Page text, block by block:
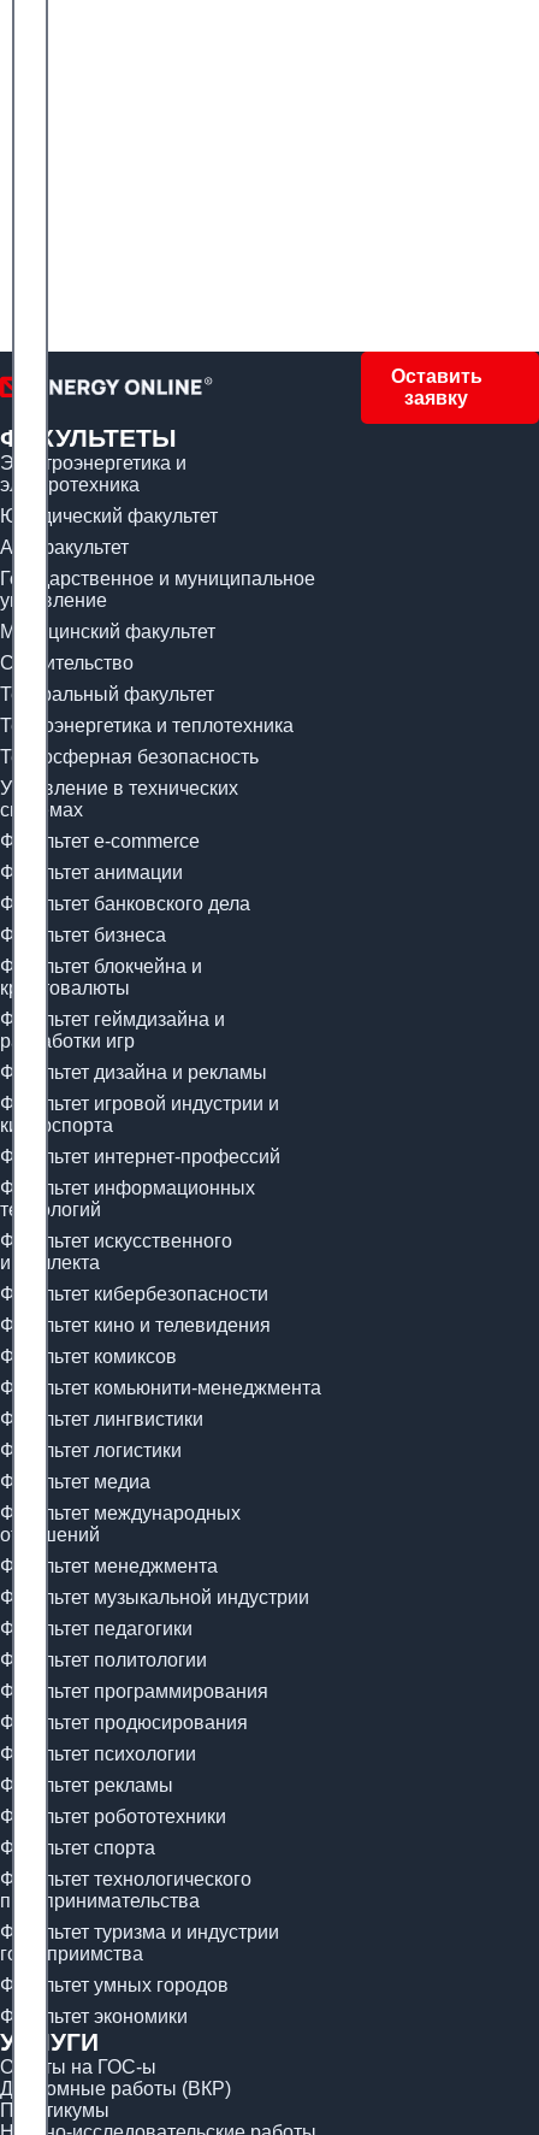
Оставить
заявку
ФАКУЛЬТЕТЫ
Электроэнергетика и
электротехника
Юридический факультет
Арт-факультет
Государственное и муниципальное
управление
Медицинский факультет
Строительство
Театральный факультет
Теплоэнергетика и теплотехника
Техносферная безопасность
Управление в технических
системах
Факультет e-commerce
Факультет анимации
Факультет банковского дела
Факультет бизнеса
Факультет блокчейна и
криптовалюты
Факультет геймдизайна и
разработки игр
Факультет дизайна и рекламы
Факультет игровой индустрии и
киберспорта
Факультет интернет-профессий
Факультет информационных
технологий
Факультет искусственного
интеллекта
Факультет кибербезопасности
Факультет кино и телевидения
Факультет комиксов
Факультет комьюнити-менеджмента
Факультет лингвистики
Факультет логистики
Факультет медиа
Факультет международных
отношений
Факультет менеджмента
Факультет музыкальной индустрии
Факультет педагогики
Факультет политологии
Факультет программирования
Факультет продюсирования
Факультет психологии
Факультет рекламы
Факультет робототехники
Факультет спорта
Факультет технологического
предпринимательства
Факультет туризма и индустрии
гостеприимства
Факультет умных городов
Факультет экономики
УСЛУГИ
Ответы на ГОС-ы
Дипломные работы (ВКР)
Практикумы